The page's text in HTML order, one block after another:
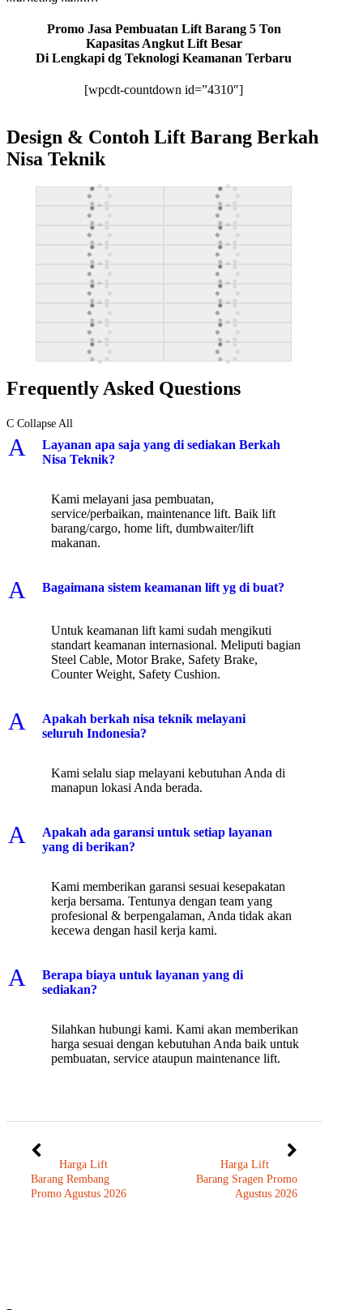
Promo Jasa Pembuatan Lift Barang 5 Ton
Kapasitas Angkut Lift Besar
Di Lengkapi dg Teknologi Keamanan Terbaru
[wpcdt-countdown id=”4310″]
Design & Contoh Lift Barang Berkah
Nisa Teknik
Frequently Asked Questions
C Collapse All
A
Layanan apa saja yang di sediakan Berkah
Nisa Teknik?
Kami melayani jasa pembuatan,
service/perbaikan, maintenance lift. Baik lift
barang/cargo, home lift, dumbwaiter/lift
makanan.
A Bagaimana sistem keamanan lift yg di buat?
Untuk keamanan lift kami sudah mengikuti
standart keamanan internasional. Meliputi bagian
Steel Cable, Motor Brake, Safety Brake,
Counter Weight, Safety Cushion.
A
Apakah berkah nisa teknik melayani
seluruh Indonesia?
Kami selalu siap melayani kebutuhan Anda di
manapun lokasi Anda berada.
A
Apakah ada garansi untuk setiap layanan
yang di berikan?
Kami memberikan garansi sesuai kesepakatan
kerja bersama. Tentunya dengan team yang
profesional & berpengalaman, Anda tidak akan
kecewa dengan hasil kerja kami.
A
Berapa biaya untuk layanan yang di
sediakan?
Silahkan hubungi kami. Kami akan memberikan
harga sesuai dengan kebutuhan Anda baik untuk
pembuatan, service ataupun maintenance lift.
Harga Lift
Barang Rembang
Promo Agustus 2026
Harga Lift
Barang Sragen Promo
Agustus 2026